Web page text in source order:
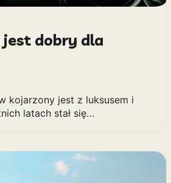
jest dobry dla
kojarzony jest z luksusem i
latach stał się…